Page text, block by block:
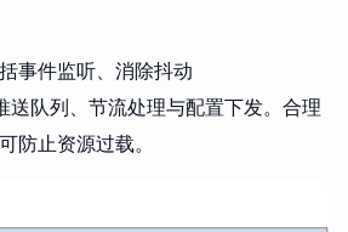
事件监听、消除抖动
队列、节流处理与配置下发。合理
防止资源过载。